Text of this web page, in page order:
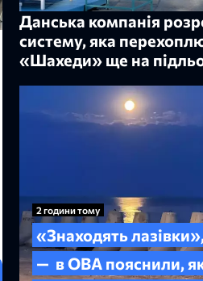
Данська компанія
систему, яка
«Шахеди» ще на
2 години тому
«Знаходять
— в ОВА пояснили,